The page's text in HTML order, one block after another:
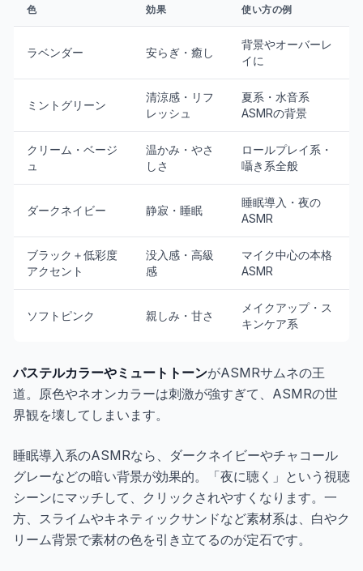
色 効果 使い方の例
ラベンダー 安らぎ・癒し
背景やオーバーレ
イに
ミントグリーン
清涼感・リフ
レッシュ
夏系・水音系
ASMRの背景
クリーム・ベージ
ュ
温かみ・やさ
しさ
ロールプレイ系・
囁き系全般
ダークネイビー 静寂・睡眠
睡眠導入・夜の
ASMR
ブラック＋低彩度
アクセント
没入感・高級
感
マイク中心の本格
ASMR
ソフトピンク 親しみ・甘さ
メイクアップ・ス
キンケア系
パステルカラーやミュートトーンがASMRサムネの王
道。原色やネオンカラーは刺激が強すぎて、ASMRの世
界観を壊してしまいます。
睡眠導入系のASMRなら、ダークネイビーやチャコール
グレーなどの暗い背景が効果的。「夜に聴く」という視聴
シーンにマッチして、クリックされやすくなります。一
方、スライムやキネティックサンドなど素材系は、白やク
リーム背景で素材の色を引き立てるのが定石です。